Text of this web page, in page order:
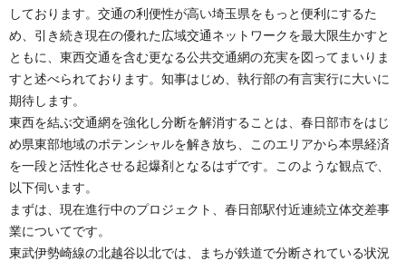
しております。交通の利便性が高い埼玉県をもっと便利にするた
め、引き続き現在の優れた広域交通ネットワークを最大限生かすと
ともに、東西交通を含む更なる公共交通網の充実を図ってまいりま
すと述べられております。知事はじめ、執行部の有言実行に大いに
期待します。
東西を結ぶ交通網を強化し分断を解消することは、春日部市をはじ
め県東部地域のポテンシャルを解き放ち、このエリアから本県経済
を一段と活性化させる起爆剤となるはずです。このような観点で、
以下伺います。
まずは、現在進行中のプロジェクト、春日部駅付近連続立体交差事
業についてです。
東武伊勢崎線の北越谷以北では、まちが鉄道で分断されている状況